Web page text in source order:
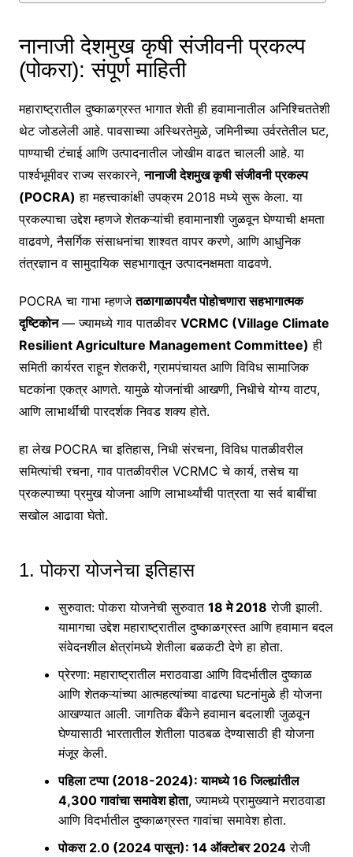
नानाजी देशमुख कृषी संजीवनी प्रकल्प
(पोकरा): संपूर्ण माहिती
महाराष्ट्रातील दुष्काळग्रस्त भागात शेती ही हवामानातील अनिश्चिततेशी
थेट जोडलेली आहे. पावसाच्या अस्थिरतेमुळे, जमिनीच्या उर्वरतेतील घट,
पाण्याची टंचाई आणि उत्पादनातील जोखीम वाढत चालली आहे. या
पार्श्वभूमीवर राज्य सरकारने,नानाजी देशमुख कृषी संजीवनी प्रकल्प
(POCRA) हा महत्त्वाकांक्षी उपक्रम 2018 मध्ये सुरू केला. या
प्रकल्पाचा उद्देश म्हणजे शेतकऱ्यांची हवामानाशी जुळवून घेण्याची क्षमता
वाढवणे, नैसर्गिक संसाधनांचा शाश्वत वापर करणे, आणि आधुनिक
तंत्रज्ञान व सामुदायिक सहभागातून उत्पादनक्षमता वाढवणे.
POCRA चा गाभा म्हणजेतळागाळापर्यंत पोहोचणारा सहभागात्मक
दृष्टिकोन— ज्यामध्ये गाव पातळीवर VCRMC (Village Climate
Resilient Agriculture Management Committee) ही
समिती कार्यरत राहून शेतकरी, ग्रामपंचायत आणि विविध सामाजिक
घटकांना एकत्र आणते. यामुळे योजनांची आखणी, निधीचे योग्य वाटप,
आणि लाभार्थींची पारदर्शक निवड शक्य होते.
हा लेख POCRA चा इतिहास, निधी संरचना, विविध पातळीवरील
समित्यांची रचना, गाव पातळीवरील VCRMC चे कार्य, तसेच या
प्रकल्पाच्या प्रमुख योजना आणि लाभार्थ्यांची पात्रता या सर्व बाबींचा
सखोल आढावा घेतो.
1. पोकरा योजनेचा इतिहास
सुरुवात: पोकरा योजनेची सुरुवात 18 मे 2018 रोजी झाली.
यामागचा उद्देश महाराष्ट्रातील दुष्काळग्रस्त आणि हवामान बदल
संवेदनशील क्षेत्रांमध्ये शेतीला बळकटी देणे हा होता.
प्रेरणा: महाराष्ट्रातील मराठवाडा आणि विदर्भातील दुष्काळ
आणि शेतकऱ्यांच्या आत्महत्यांच्या वाढत्या घटनांमुळे ही योजना
आखण्यात आली. जागतिक बँकेने हवामान बदलाशी जुळवून
घेण्यासाठी भारतातील शेतीला पाठबळ देण्यासाठी ही योजना
मंजूर केली.
पहिला टप्पा (2018-2024): यामध्ये 16 जिल्ह्यांतील
4,300 गावांचा समावेश होता, ज्यामध्ये प्रामुख्याने मराठवाडा
आणि विदर्भातील दुष्काळग्रस्त गावांचा समावेश होता.
पोकरा 2.0 (2024 पासून): 14 ऑक्टोबर 2024रोजी